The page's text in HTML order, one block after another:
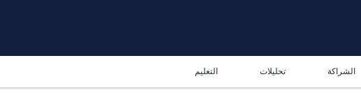
الشراكة تحليلات التعليم